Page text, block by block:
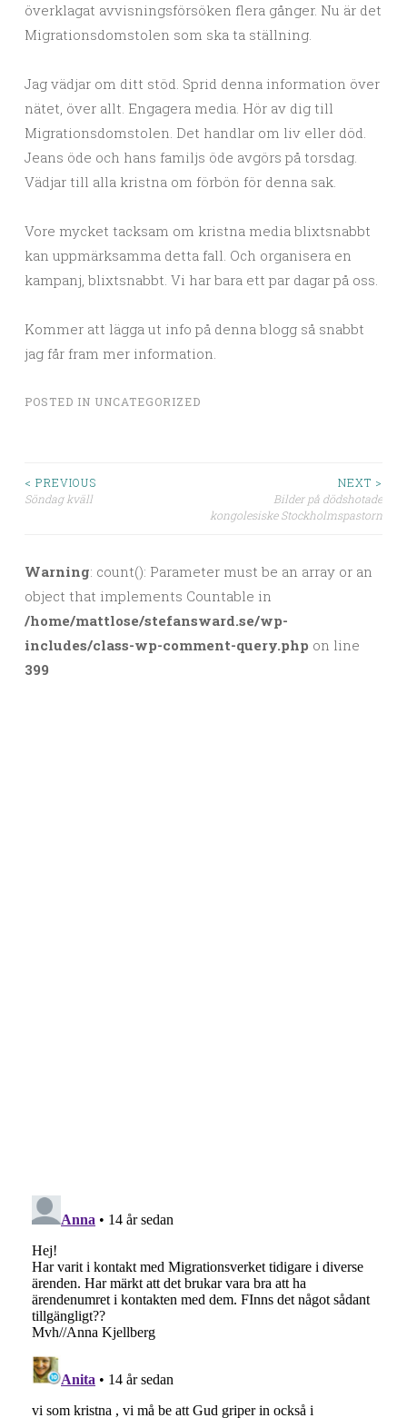
överklagat avvisningsförsöken flera gånger. Nu är det
Migrationsdomstolen som ska ta ställning.
Jag vädjar om ditt stöd. Sprid denna information över
nätet, över allt. Engagera media. Hör av dig till
Migrationsdomstolen. Det handlar om liv eller död.
Jeans öde och hans familjs öde avgörs på torsdag.
Vädjar till alla kristna om förbön för denna sak.
Vore mycket tacksam om kristna media blixtsnabbt
kan uppmärksamma detta fall. Och organisera en
kampanj, blixtsnabbt. Vi har bara ett par dagar på oss.
Kommer att lägga ut info på denna blogg så snabbt
jag får fram mer information.
POSTED IN UNCATEGORIZED
Post navigation
< PREVIOUS
Söndag kväll
NEXT >
Bilder på dödshotade
kongolesiske Stockholmspastorn
Warning: count(): Parameter must be an array or an
object that implements Countable in
/home/mattlose/stefansward.se/wp-
includes/class-wp-comment-query.php on line
399